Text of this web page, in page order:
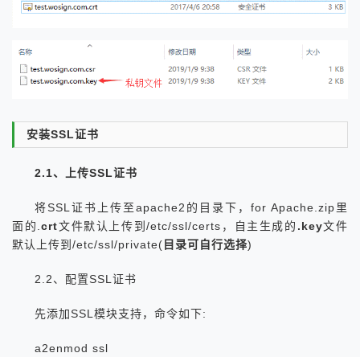
安装SSL证书
2.1、上传SSL证书
将SSL证书上传至apache2的目录下，for Apache.zip里
面的.crt文件默认上传到/etc/ssl/certs，自主生成的 .key文件
默认上传到/etc/ssl/private( 目录可自行选择)
2.2、配置SSL证书
先添加SSL模块支持，命令如下:
a2enmod ssl